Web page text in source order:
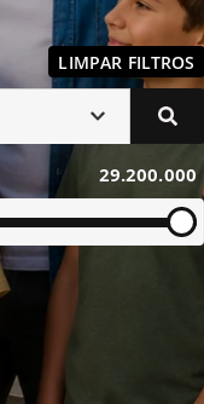
LIMPAR FILTROS
29.200.000